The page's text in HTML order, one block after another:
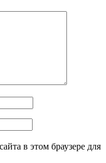
в этом браузере для